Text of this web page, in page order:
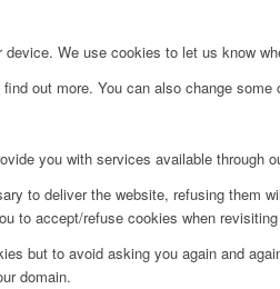
We use cookies to let us know
out more. You can also change
you with services available through
to deliver the website, refusing them
to accept/refuse cookies when
but to avoid asking you again and
domain.